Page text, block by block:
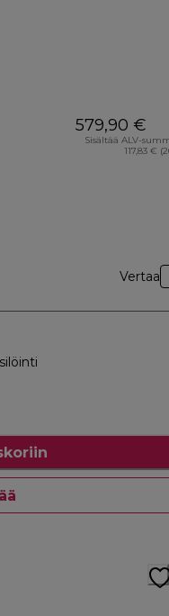
579,90 €
Sisältää ALV-
117,83 €
Vertaa